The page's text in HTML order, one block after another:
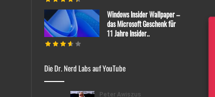
Windows Insider Wallpaper –
das Microsoft Geschenk für
11 Jahre Insider..
Die Dr. Nerd Labs auf YouTube